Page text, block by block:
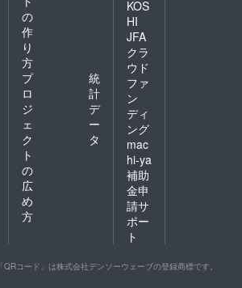
の
作
り
方
プ
ロ
ジ
ェ
ク
ト
の
広
め
方
統
計
デ
ー
タ
KOS
HI
JFA
クラ
ウド
ファ
ン
ディ
ング
mac
hi-ya
補助
金申
請サ
ポー
ト
「QRコード」は株式会社デンソーウェーブの登録商標です。